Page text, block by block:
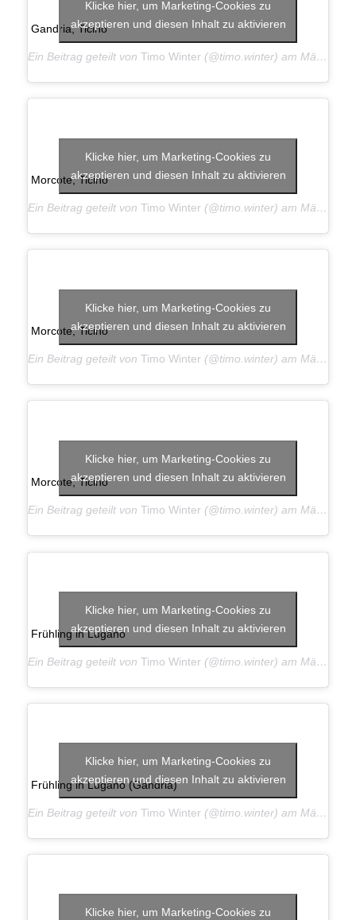
Gandria, Ticino
Ein Beitrag geteilt vonTimo Winter (@timo.winter) am Mär 26, 2019 um 2:58 PDT
Klicke hier, um Marketing-Cookies zu
akzeptieren und diesen Inhalt zu aktivieren
Morcote, Ticino
Ein Beitrag geteilt vonTimo Winter (@timo.winter) am Mär 25, 2019 um 12:12 PDT
Klicke hier, um Marketing-Cookies zu
akzeptieren und diesen Inhalt zu aktivieren
Morcote, Ticino
Ein Beitrag geteilt vonTimo Winter (@timo.winter) amMär 25, 2019 um 12:10 PDT
Klicke hier, um Marketing-Cookies zu
akzeptieren und diesen Inhalt zu aktivieren
Morcote, Ticino
Ein Beitrag geteilt vonTimo Winter (@timo.winter) amMär 25, 2019 um 12:09 PDT
Klicke hier, um Marketing-Cookies zu
akzeptieren und diesen Inhalt zu aktivieren
Frühling in Lugano
Ein Beitrag geteilt vonTimo Winter (@timo.winter) am Mär 23, 2019 um 9:30 PDT
Klicke hier, um Marketing-Cookies zu
akzeptieren und diesen Inhalt zu aktivieren
Frühling in Lugano (Gandria)
Ein Beitrag geteilt vonTimo Winter (@timo.winter) am Mär 23, 2019 um 9:26 PDT
Klicke hier, um Marketing-Cookies zu
akzeptieren und diesen Inhalt zu aktivieren
Klicke hier, um Marketing-Cookies zu